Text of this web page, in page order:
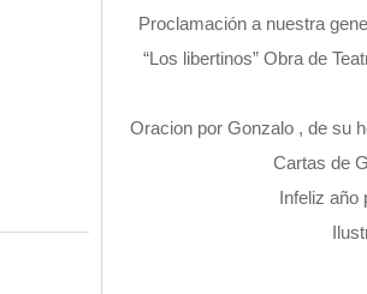
Proclamación a nuestra
“Los libertinos” Obra de
Oracion por Gonzalo , de su
Cartas de
Infeliz año